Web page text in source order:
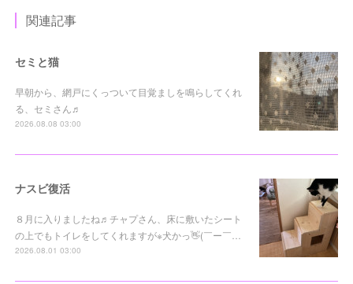
関連記事
セミと猫
早朝から、網戸にくっついて目覚ましを鳴らしてくれ
る、セミさん♬
2026.08.08 03:00
ナスビ復活
８月に入りましたね♬チャプさん、床に敷いたシート
の上でもトイレをしてくれますが※犬かっ👋(￣ー￣…
2026.08.01 03:00